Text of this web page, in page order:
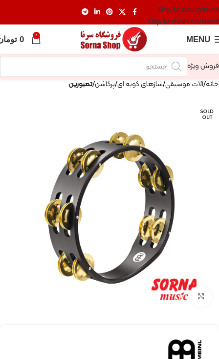
Skip to navigation
Skip to main content
MENU
0
0
فروش ویژه
خانه آلات موسیقی سازهای کوبه ای پرکاشن تمبورین
SOLD
OUT
Click to enlarge